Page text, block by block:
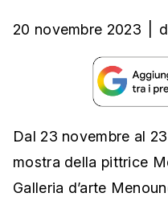
20 novembre 2023
Dal 23 novembre al
mostra della pittrice
Galleria d’arte